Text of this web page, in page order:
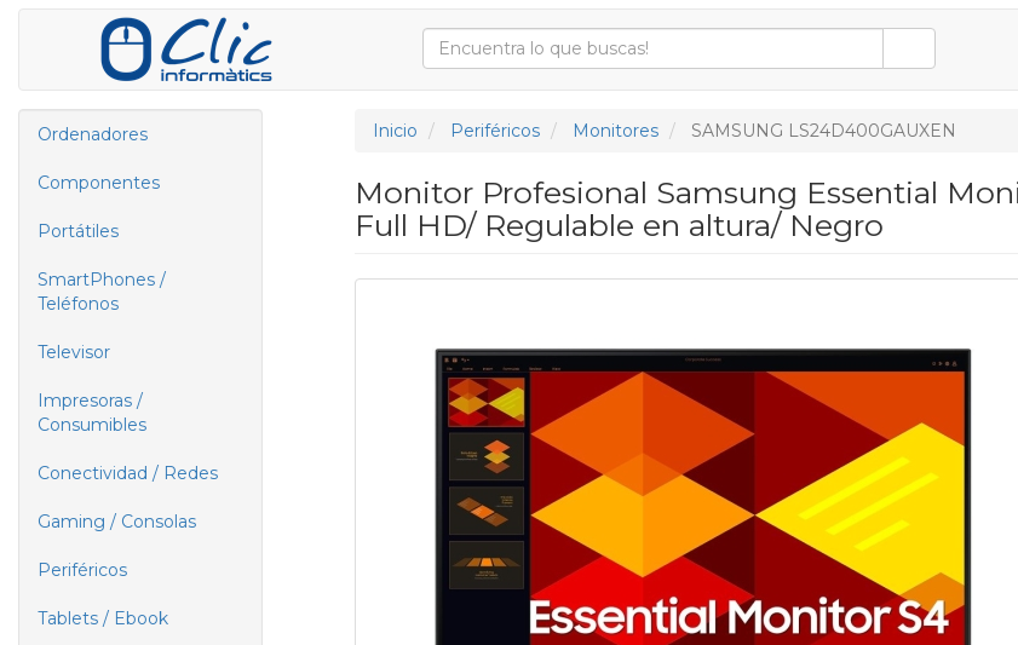
Ordenadores
Componentes
Portátiles
SmartPhones /
Teléfonos
Televisor
Impresoras /
Consumibles
Conectividad / Redes
Gaming / Consolas
Periféricos
Tablets / Ebook
Inicio Periféricos Monitores SAMSUNG LS24D400GAUXEN
Monitor Profesional Samsung Essential
Full HD/ Regulable en altura/ Negro